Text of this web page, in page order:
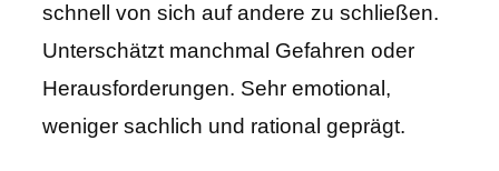
schnell von sich auf andere zu schließen.
Unterschätzt manchmal Gefahren oder
Herausforderungen. Sehr emotional,
weniger sachlich und rational geprägt.